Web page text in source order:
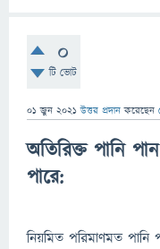
0
টি ভোট
01 জুন 2021 উত্তর প্রদান করেছেন
অতিরিক্ত পানি
পারে:
নিয়মিত পরিমাণমত